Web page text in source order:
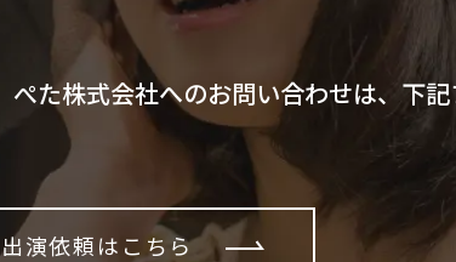
ぺた株式会社へのお問い合わせは、下
出演依頼はこちら